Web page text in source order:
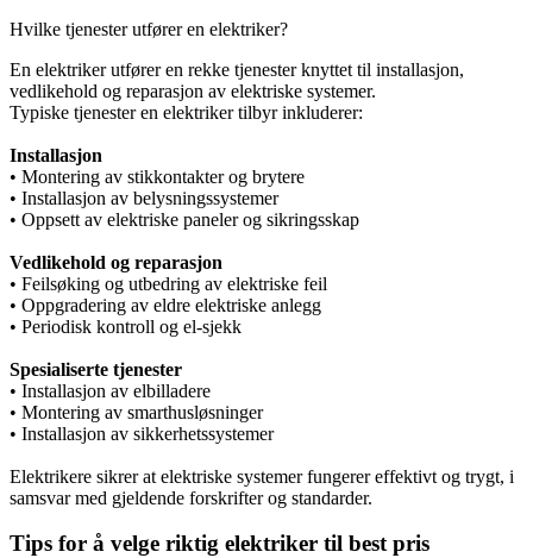
Hvilke tjenester utfører en elektriker?
En elektriker utfører en rekke tjenester knyttet til installasjon,
vedlikehold og reparasjon av elektriske systemer.
Typiske tjenester en elektriker tilbyr inkluderer:
Installasjon
• Montering av stikkontakter og brytere
• Installasjon av belysningssystemer
• Oppsett av elektriske paneler og sikringsskap
Vedlikehold og reparasjon
• Feilsøking og utbedring av elektriske feil
• Oppgradering av eldre elektriske anlegg
• Periodisk kontroll og el-sjekk
Spesialiserte tjenester
• Installasjon av elbilladere
• Montering av smarthusløsninger
• Installasjon av sikkerhetssystemer
Elektrikere sikrer at elektriske systemer fungerer effektivt og trygt, i
samsvar med gjeldende forskrifter og standarder.
Tips for å velge riktig elektriker til best pris